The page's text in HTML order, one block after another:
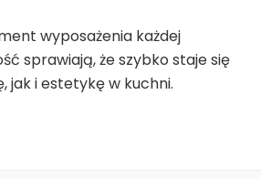
wyposażenia każdej
sprawiają, że szybko staje się
jak i estetykę w kuchni.